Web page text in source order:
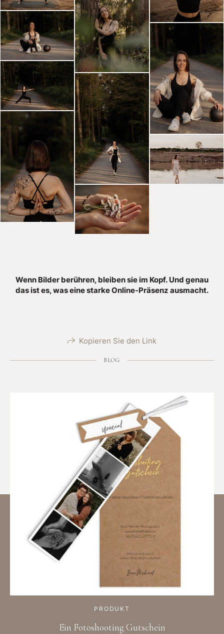
Wenn Bilder berühren, bleiben sie im Kopf. Und genau
das ist es, was eine starke Online-Präsenz ausmacht.
Kopieren Sie den Link
BLOG
PRODUKT
Ein Fotoshooting Gutschein